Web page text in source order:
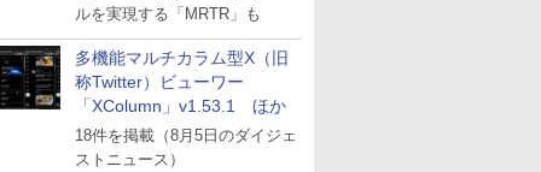
ルを実現する「MRTR」も
多機能マルチカラム型X（旧
称Twitter）ビューワー
「XColumn」v1.53.1 ほか
18件を掲載（8月5日のダイジェ
ストニュース）